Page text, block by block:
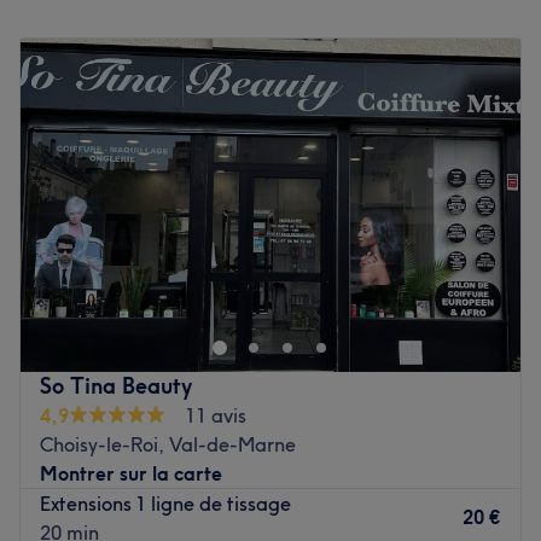
les soins du corps.
Les marques et produits utilisés : Pronails, Core,
Lashmaster, Indigo, Nails company et Purple.
Voir le salon
Mardi
10:00–20:00
Mercredi
18:00
Jeudi
10:00–18:00
Vendredi
10:00–18:00
Samedi
10:00
20:00
Dimanche
20:00
MoonBeauty est un institut de beauté installé à Orly.
Profitez d'un moment rien qu'à vous grâce à des soins sur
mesure effectués avec professionnalisme. Que ce soit
pour une pause bien-être rapide ou une journée de
cocooning, le salon met l'accent sur les soins et garantit
une expérience mémorable.
Transport public le plus proche
Le salon est situé à trois minutes à pied de la station de
train Orly - Gaston Viens.
So Tina Beauty
4,9
11 avis
Choisy-le-Roi, Val-de-Marne
Montrer sur la carte
Extensions 1 ligne de tissage
20 min
20 €